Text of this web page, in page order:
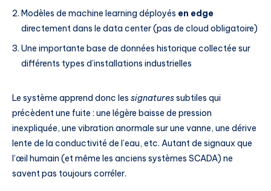
Modèles de machine learning déployés en edge
directement dans le data center (pas de cloud obligatoire)
Une importante base de données historique collectée sur
différents types d’installations industrielles
Le système apprend donc les signaturessubtiles qui
précèdent une fuite : une légère baisse de pression
inexpliquée, une vibration anormale sur une vanne, une dérive
lente de la conductivité de l’eau, etc. Autant de signaux que
l’œil humain (et même les anciens systèmes SCADA) ne
savent pas toujours corréler.